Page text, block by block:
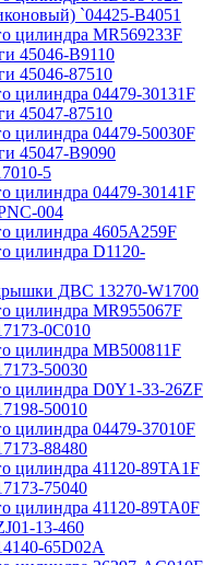
`04425-B4051
цилиндра MR569233F
45046-B9110
45046-87510
цилиндра 04479-30131F
45047-87510
цилиндра 04479-50030F
45047-B9090
5
цилиндра 04479-30141F
004
цилиндра 4605A259F
цилиндра D1120-
ДВС 13270-W1700
цилиндра MR955067F
0C010
цилиндра MB500811F
50030
цилиндра D0Y1-33-26ZF
50010
цилиндра 04479-37010F
88480
цилиндра 41120-89TA1F
75040
цилиндра 41120-89TA0F
13-460
65D02A